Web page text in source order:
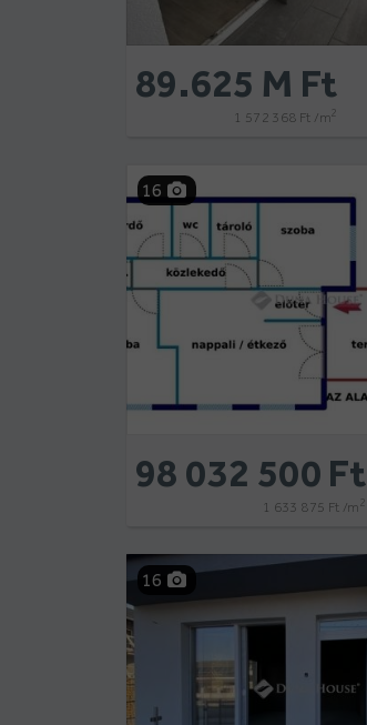
89.625 M Ft
1 572 368 Ft /m2
16
98 032 500 Ft
1 633 875 Ft /m 2
16